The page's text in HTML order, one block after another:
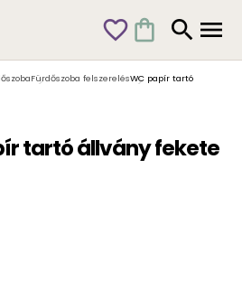
favorite_outline shopping_bag search menu
Fürdőszoba felszerelésWC papír tartó
tartó állvány fekete